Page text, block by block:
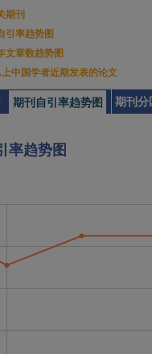
期刊
引率趋势图
文章数趋势图
中国学者近期发表的论文
期刊自引率趋势图 期刊分